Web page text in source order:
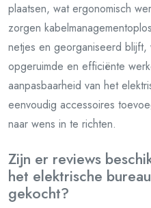
plaatsen, wat ergonomisch
zorgen
netjes en georganiseerd blijft,
opgeruimde en efficiënte
aanpasbaarheid van het
eenvoudig accessoires
naar wens in te richten.
Zijn er reviews
het elektrische
gekocht?